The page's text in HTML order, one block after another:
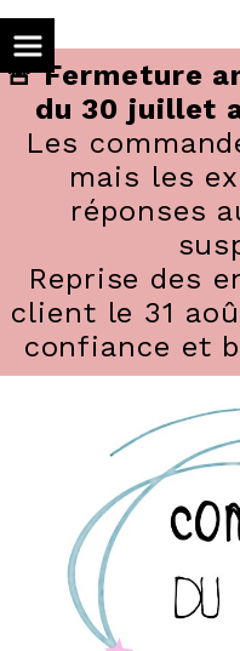
🚨 Fermeture
du 30 juillet
Les
mais les
réponses
Reprise des
client le 31
confiance et